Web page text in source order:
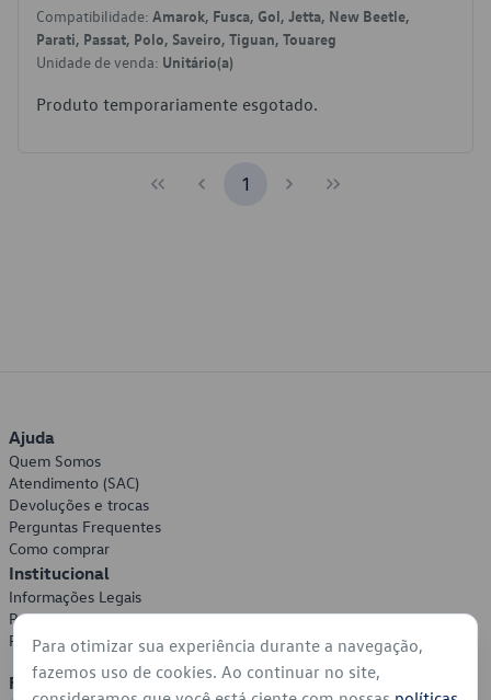
Compatibilidade: Amarok, Fusca, Gol, Jetta, New Beetle,
Parati, Passat, Polo, Saveiro, Tiguan, Touareg
Unidade de venda: Unitário(a)
Produto temporariamente esgotado.
1
Ajuda
Quem Somos
Atendimento (SAC)
Devoluções e trocas
Perguntas Frequentes
Como comprar
Institucional
Informações Legais
Política de Privacidade
Política de Cookies
Formas de Pagamento
Para otimizar sua experiência durante a navegação,
fazemos uso de cookies. Ao continuar no site,